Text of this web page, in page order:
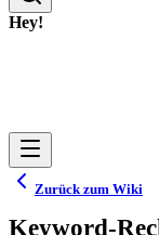
Hey!
Zurück zum Wiki
Keyword-